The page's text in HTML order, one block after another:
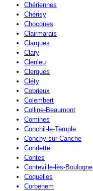
Chériennes
Chérisy
Chocques
Clairmarais
Clarques
Clary
Clenleu
Clerques
Cléty
Cobrieux
Colembert
Colline-Beaumont
Comines
Conchil-le-Temple
Conchy-sur-Canche
Condette
Contes
Conteville-lès-Boulogne
Coquelles
Corbehem